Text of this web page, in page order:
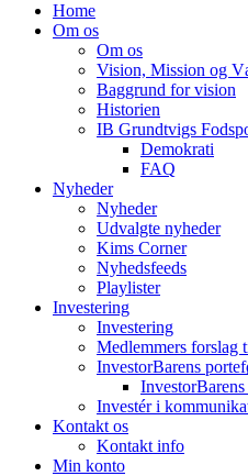
Home
Om os
Om os
Vision, Mission og
Baggrund for vision
Historien
IB Grundtvigs
Demokrati
FAQ
Nyheder
Nyheder
Udvalgte nyheder
Kims Corner
Nyhedsfeeds
Playlister
Investering
Investering
Medlemmers forslag
InvestorBarens
Investér i
Kontakt os
Kontakt info
Min konto